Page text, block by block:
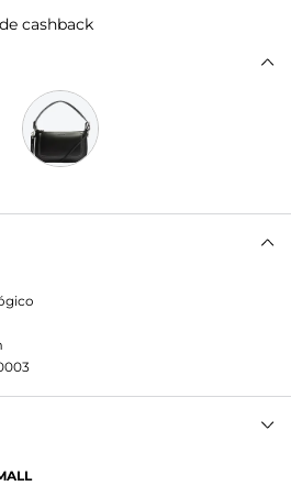
cashback
removível, shape baguete e